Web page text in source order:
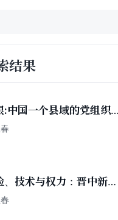
结果
:中国一个县域的党组织建
察(1949—1956)
、技术与权力：晋中新区
改革研究（1948-1950）